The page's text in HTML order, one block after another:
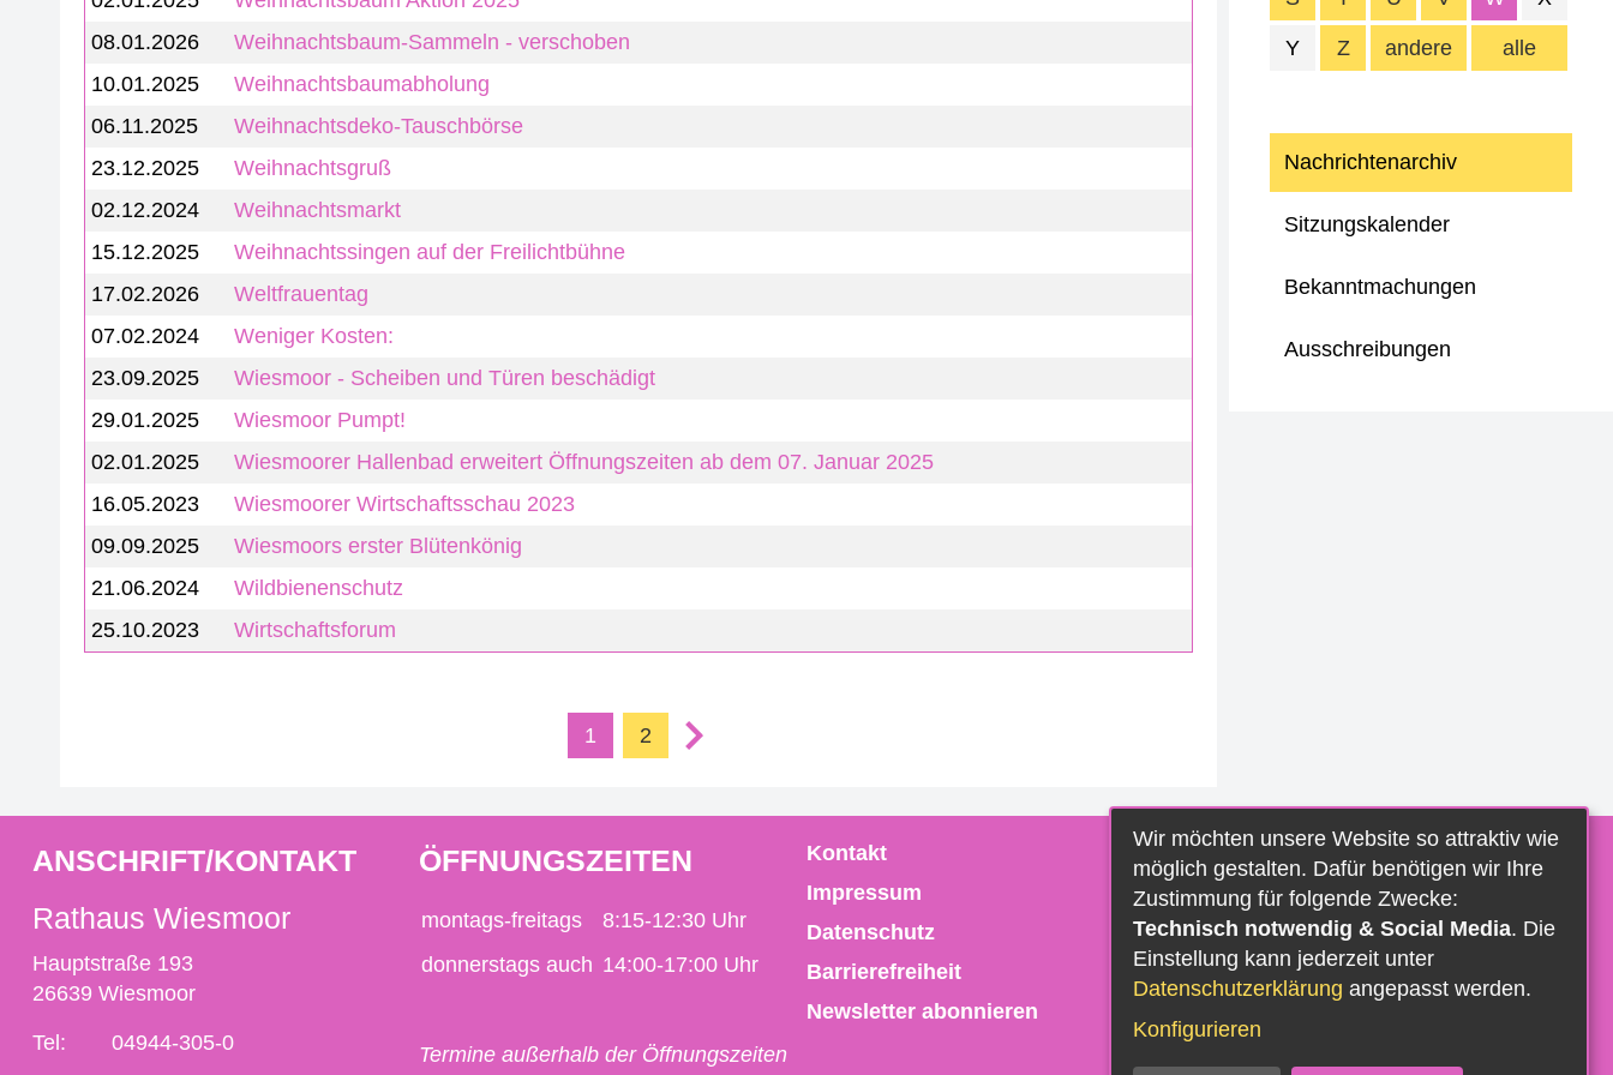
08.01.2026
Weihnachtsbaum-Sammeln - verschoben
10.01.2025
Weihnachtsbaumabholung
06.11.2025
Weihnachtsdeko-Tauschbörse
23.12.2025
Weihnachtsgruß
02.12.2024
Weihnachtsmarkt
15.12.2025
Weihnachtssingen auf der Freilichtbühne
17.02.2026
Weltfrauentag
07.02.2024
Weniger Kosten:
23.09.2025
Wiesmoor - Scheiben und Türen beschädigt
29.01.2025
Wiesmoor Pumpt!
02.01.2025
Wiesmoorer Hallenbad erweitert Öffnungszeiten ab dem 07. Januar 2025
16.05.2023
Wiesmoorer Wirtschaftsschau 2023
09.09.2025
Wiesmoors erster Blütenkönig
21.06.2024
Wildbienenschutz
25.10.2023
Wirtschaftsforum
1 2
Nachrichtenarchiv
Sitzungskalender
Bekanntmachungen
Ausschreibungen
alle
Y Z andere
ANSCHRIFT/KONTAKT
Rathaus Wiesmoor
Hauptstraße 193
26639 Wiesmoor
Tel: 04944-305-0
ÖFFNUNGSZEITEN
montags-freitags
8:15-12:30 Uhr
donnerstags auch 14:00-17:00 Uhr
Termine außerhalb der Öffnungszeiten
Kontakt
Impressum
Datenschutz
Barrierefreiheit
Newsletter abonnieren
Wir möchten unsere Website so attraktiv wie
möglich gestalten. Dafür benötigen wir Ihre
Zustimmung für folgende Zwecke:
Technisch notwendig & Social Media. Die
Einstellung kann jederzeit unter
Datenschutzerklärung angepasst werden.
Konfigurieren